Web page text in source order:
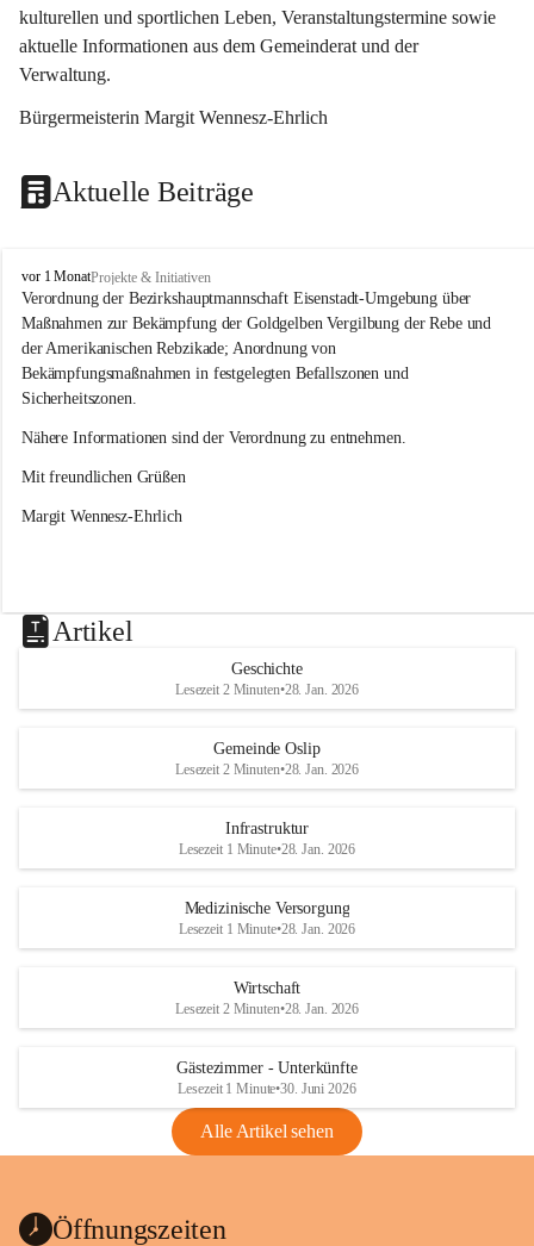
kulturellen und sportlichen Leben, Veranstaltungstermine sowie
aktuelle Informationen aus dem Gemeinderat und der
Verwaltung.
Bürgermeisterin Margit Wennesz-Ehrlich
Aktuelle Beiträge
O
s
l
i
p
vor 1 MonatProjekte & Initiativen
Verordnung der Bezirkshauptmannschaft Eisenstadt-Umgebung über
Maßnahmen zur Bekämpfung der Goldgelben Vergilbung der Rebe und
der Amerikanischen Rebzikade; Anordnung von
Bekämpfungsmaßnahmen in festgelegten Befallszonen und
Sicherheitszonen.
Nähere Informationen sind der Verordnung zu entnehmen.
Mit freundlichen Grüßen
Margit Wennesz-Ehrlich
Artikel
Geschichte
Lesezeit 2 Minuten•28. Jan. 2026
Gemeinde Oslip
Lesezeit 2 Minuten•28. Jan. 2026
Infrastruktur
Lesezeit 1 Minute•28. Jan. 2026
Medizinische Versorgung
Lesezeit 1 Minute•28. Jan. 2026
Wirtschaft
Lesezeit 2 Minuten•28. Jan. 2026
Gästezimmer - Unterkünfte
Lesezeit 1 Minute•30. Juni 2026
Alle Artikel sehen
Öffnungszeiten